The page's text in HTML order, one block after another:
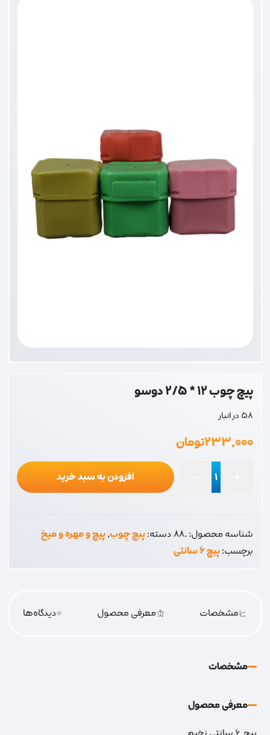
پیچ چوب 12 * 2/5 دوسو
58 در انبار
۲۳۳,۰۰۰تومان
*
2/5
افزودن به سبد خرید
شناسه محصول:.88 دسته:پبچ چوب,پیچ و مهره و میخ
برچسب:پیچ 6 سانتی
مشخصات معرفی محصول 0دیدگاه‌‌ها
مشخصات
معرفی محصول